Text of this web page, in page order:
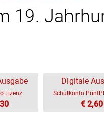
19.
Lizenz
Digitale
Schulkonto
€ 2,60